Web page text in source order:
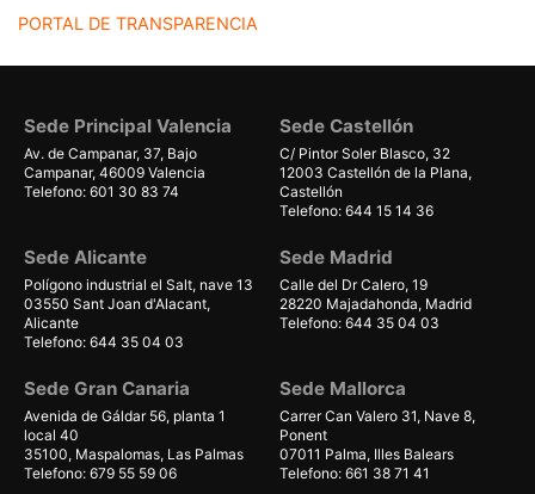
PORTAL DE TRANSPARENCIA
Sede Principal Valencia
Av. de Campanar, 37, Bajo
Campanar, 46009 Valencia
Telefono: 601 30 83 74
Sede Castellón
C/ Pintor Soler Blasco, 32
12003 Castellón de la Plana,
Castellón
Telefono: 644 15 14 36
Sede Alicante
Polígono industrial el Salt, nave 13
03550 Sant Joan d'Alacant,
Alicante
Telefono: 644 35 04 03
Sede Madrid
Calle del Dr Calero, 19
28220 Majadahonda, Madrid
Telefono: 644 35 04 03
Sede Gran Canaria
Avenida de Gáldar 56, planta 1
local 40
35100, Maspalomas, Las Palmas
Telefono: 679 55 59 06
Sede Mallorca
Carrer Can Valero 31, Nave 8,
Ponent
07011 Palma, Illes Balears
Telefono: 661 38 71 41